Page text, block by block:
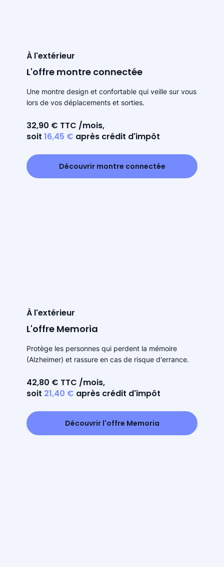
À l'extérieur
L'offre montre connectée
Une montre design et confortable qui veille sur vous
lors de vos déplacements et sorties.
32,90 € TTC /mois,
soit 16,45 € après crédit d'impôt
Découvrir montre connectée
À l'extérieur
L'offre Memoria
Protège les personnes qui perdent la mémoire
(Alzheimer) et rassure en cas de risque d'errance.
42,80 € TTC /mois,
soit 21,40 € après crédit d'impôt
Découvrir l'offre Memoria